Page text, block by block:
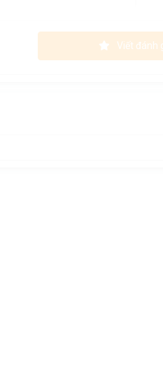
Viết đánh